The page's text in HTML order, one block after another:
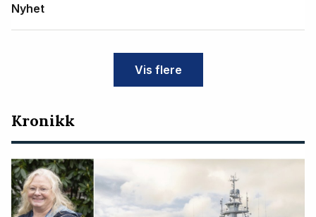
Nyhet
Vis flere
Kronikk